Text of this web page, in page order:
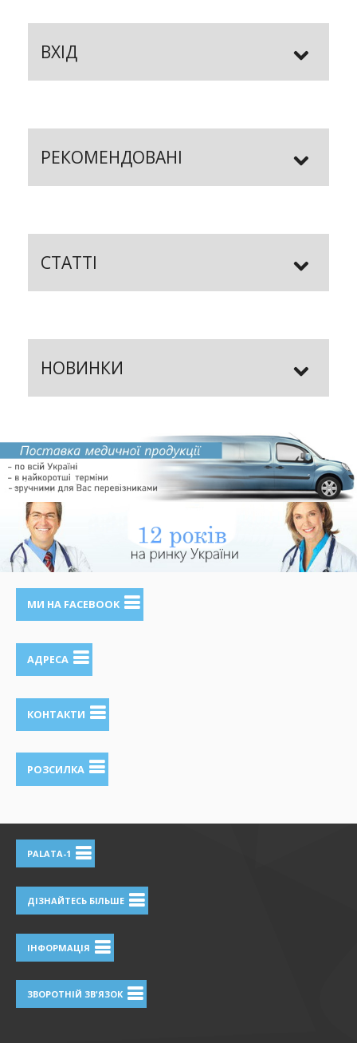
ВХІД
РЕКОМЕНДОВАНІ
СТАТТІ
НОВИНКИ
МИ НА FACEBOOK
АДРЕСА
КОНТАКТИ
РОЗСИЛКА
PALATA-1
ДІЗНАЙТЕСЬ БІЛЬШЕ
ІНФОРМАЦІЯ
ЗВОРОТНІЙ ЗВ'ЯЗОК